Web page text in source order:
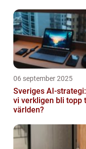
06 september 2025
Sveriges AI-
vi verkligen bli topp
världen?